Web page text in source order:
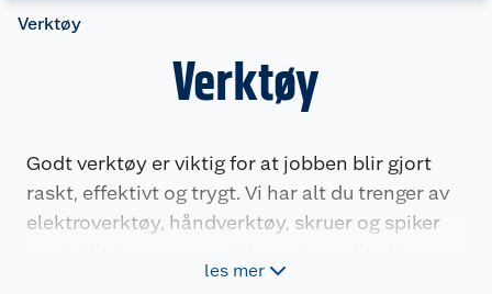
Verktøy
Verktøy
Godt verktøy er viktig for at jobben blir gjort
raskt, effektivt og trygt. Vi har alt du trenger av
elektroverktøy, håndverktøy, skruer og spiker
prosjektet ditt er. Visste du at vi også har utleie
les mer